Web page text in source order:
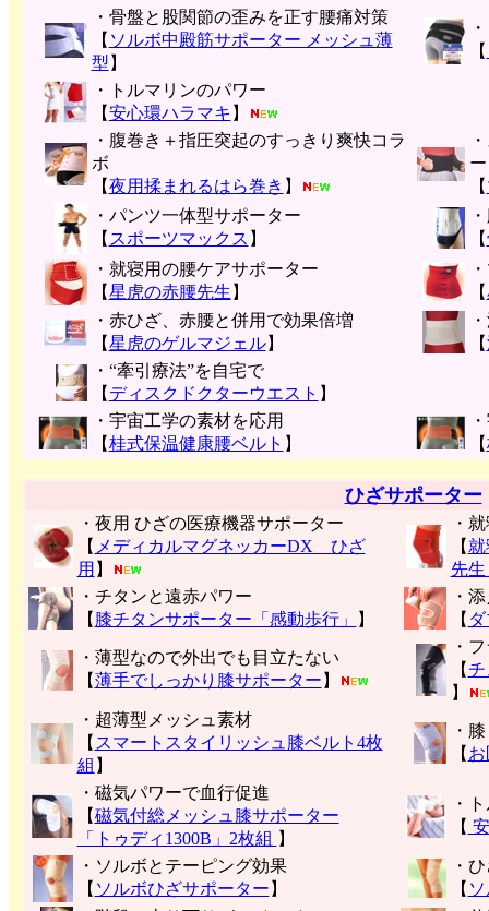
・骨盤と股関節の歪みを正す腰痛対策
【 ソルボ中殿筋サポーター メッシュ薄
型 】
【
・トルマリンのパワー
【安心環ハラマキ 】
・腹巻き＋指圧突起のすっきり爽快コラ
ボ
【夜用揉まれるはら巻き 】
ー
【
・パンツ一体型サポーター
【 スポーツマックス 】
【
・就寝用の腰ケアサポーター
【星虎の赤腰先生 】
【
・赤ひざ、赤腰と併用で効果倍増
【星虎のゲルマジェル】
【
・“牽引療法”を自宅で
【 ディスクドクターウエスト 】
・宇宙工学の素材を応用
【桂式保温健康腰ベルト 】
【
ひざサポーター
・夜用 ひざの医療機器サポーター
【 メディカルマグネッカーDX ひざ
用 】
・
【
先生
・チタンと遠赤パワー
【 膝チタンサポーター「感動歩行」 】
・
【
・薄型なので外出でも目立たない
【薄手でしっかり膝サポーター 】
・
【チ
】
・超薄型メッシュ素材
【 スマートスタイリッシュ膝ベルト4枚
組 】
・
【
・磁気パワーで血行促進
【磁気付総メッシュ膝サポーター
「トゥディ1300B」2枚組 】
・
【
・ソルボとテーピング効果
【 ソルボひざサポーター 】
・
【